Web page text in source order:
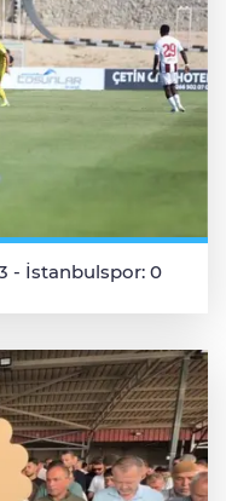
- İstanbulspor: 0